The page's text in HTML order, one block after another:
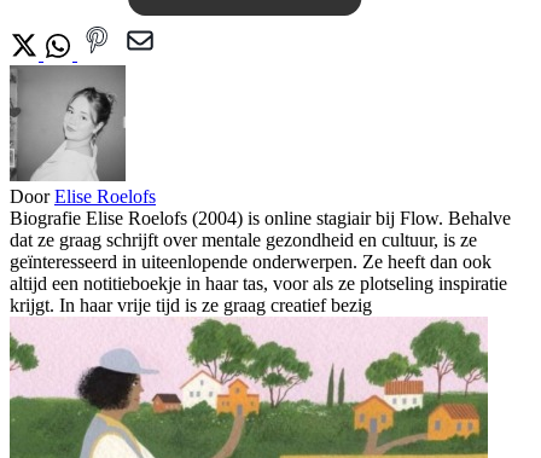
Door Elise Roelofs
Biografie Elise Roelofs (2004) is online stagiair bij Flow. Behalve
dat ze graag schrijft over mentale gezondheid en cultuur, is ze
geïnteresseerd in uiteenlopende onderwerpen. Ze heeft dan ook
altijd een notitieboekje in haar tas, voor als ze plotseling inspiratie
krijgt. In haar vrije tijd is ze graag creatief bezig